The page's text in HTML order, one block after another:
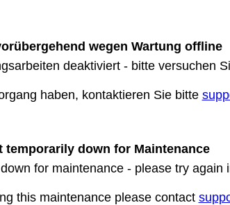
wegen Wartung offline
deaktiviert - bitte versuchen
haben, kontaktieren Sie bitte
temporarily down for Maintenance
for maintenance - please try again
this maintenance please contact